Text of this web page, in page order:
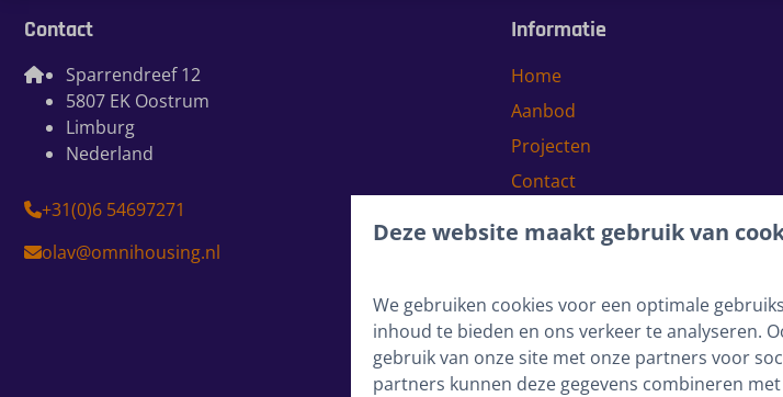
Contact
Sparrendreef 12
5807 EK Oostrum
Limburg
Nederland
+31(0)6 54697271
olav@omnihousing.nl
Informatie
Home
Aanbod
Projecten
Contact
Investeren
Verkoopreviews
Dit moet je weten
Deze website maakt gebruik van
We gebruiken cookies voor een optimale
inhoud te bieden en ons verkeer te analyseren.
gebruik van onze site met onze partners voor
partners kunnen deze gegevens combineren